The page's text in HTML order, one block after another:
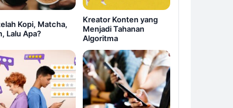
Kopi, Matcha,
Lalu Apa?
Kreator Konten yang
Menjadi Tahanan
Algoritma